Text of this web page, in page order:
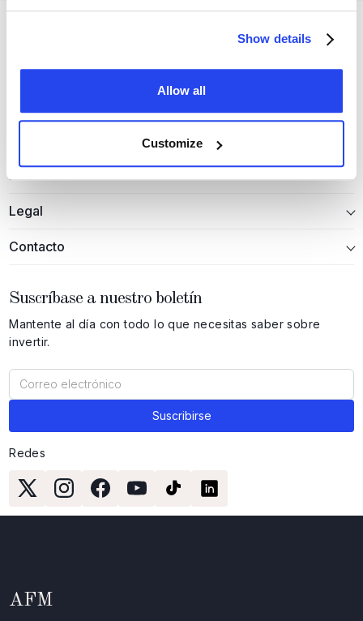
Show details
Allow all
Customize
Legal
Contacto
Suscríbase a nuestro boletín
Mantente al día con todo lo que necesitas saber sobre
invertir.
Redes
AFM